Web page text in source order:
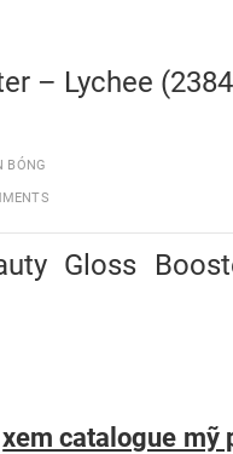
– Lychee
BÓNG
Gloss
xem catalogue mỹ